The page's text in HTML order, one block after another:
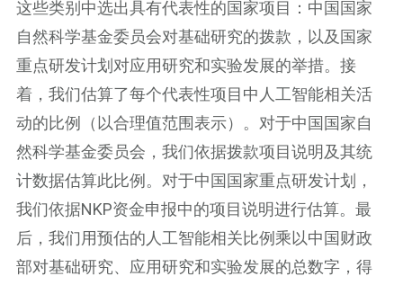
这些类别中选出具有代表性的国家项目：中国国家
自然科学基金委员会对基础研究的拨款，以及国家
重点研发计划对应用研究和实验发展的举措。接
着，我们估算了每个代表性项目中人工智能相关活
动的比例（以合理值范围表示）。对于中国国家自
然科学基金委员会，我们依据拨款项目说明及其统
计数据估算此比例。对于中国国家重点研发计划，
我们依据NKP资金申报中的项目说明进行估算。最
后，我们用预估的人工智能相关比例乘以中国财政
部对基础研究、应用研究和实验发展的总数字，得